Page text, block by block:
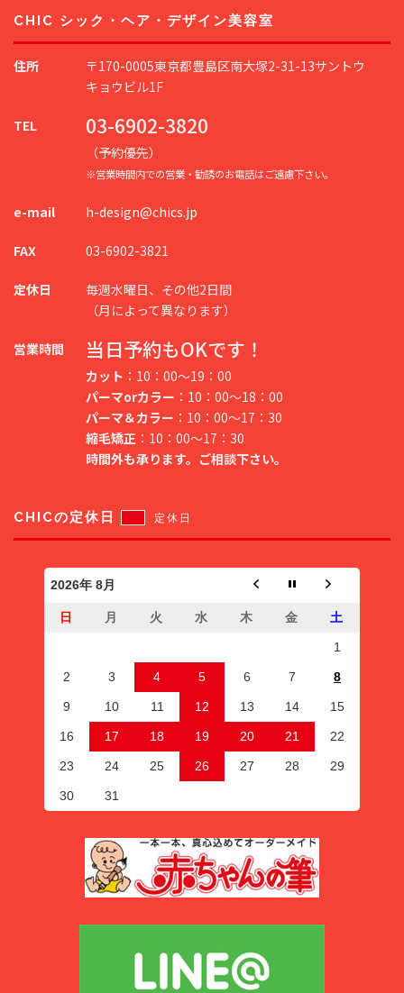
CHIC シック・ヘア・デザイン美容室
住所
〒170-0005東京都豊島区南大塚2-31-13サントウ
キョウビル1F
TEL 03-6902-3820
（予約優先）
※営業時間内での営業・勧誘のお電話はご遠慮下さい。
e-mail h-design@chics.jp
FAX 03-6902-3821
定休日
毎週水曜日、その他2日間
（月によって異なります）
営業時間 当日予約もOKです！
カット ：10：00～19：00
パーマorカラー ：10：00～18：00
パーマ＆カラー ：10：00～17：30
縮毛矯正 ：10：00～17：30
時間外も承ります。ご相談下さい。
CHICの定休日 定休日
2026年 8月
日 月 火 水 木 金 土
1
2 3 4 5 6 7 8
9 10 11 12 13 14 15
16 17 18 19 20 21 22
23 24 25 26 27 28 29
30 31